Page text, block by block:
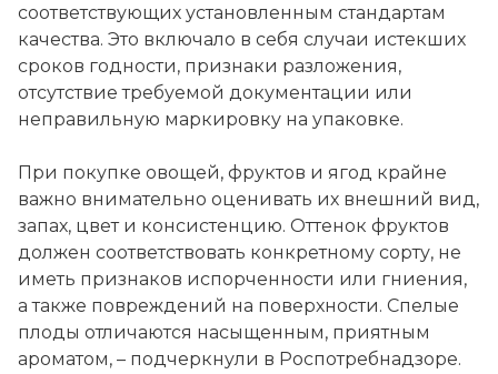
соответствующих установленным стандартам
качества. Это включало в себя случаи истекших
сроков годности, признаки разложения,
отсутствие требуемой документации или
неправильную маркировку на упаковке.
При покупке овощей, фруктов и ягод крайне
важно внимательно оценивать их внешний вид,
запах, цвет и консистенцию. Оттенок фруктов
должен соответствовать конкретному сорту, не
иметь признаков испорченности или гниения,
а также повреждений на поверхности. Спелые
плоды отличаются насыщенным, приятным
ароматом, – подчеркнули в Роспотребнадзоре.